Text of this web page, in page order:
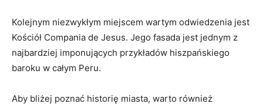
Kolejnym niezwykłym miejscem‍ wartym ‍odwiedzenia jest
Kościół Compania de Jesus. Jego fasada jest‌ jednym​ z
najbardziej imponujących przykładów hiszpańskiego
baroku w całym Peru.
Aby ⁢bliżej poznać historię⁤ miasta, ⁢warto również⁤